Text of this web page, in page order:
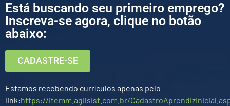
Está buscando seu primeiro emprego?
Inscreva-se agora, clique no botão
abaixo:
CADASTRE-SE
Estamos recebendo currículos apenas pelo
link:https://itemm.agilsist.com.br/